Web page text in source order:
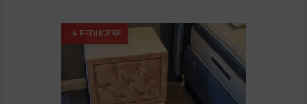
LA REDUCERE